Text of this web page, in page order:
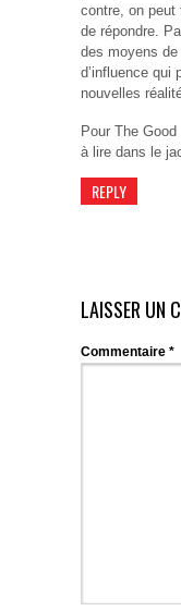
contre, on peut
de répondre.
des moyens
d’influence qui
nouvelles
Pour The
à lire dans le
REPLY
LAISSER UN
Commentaire *